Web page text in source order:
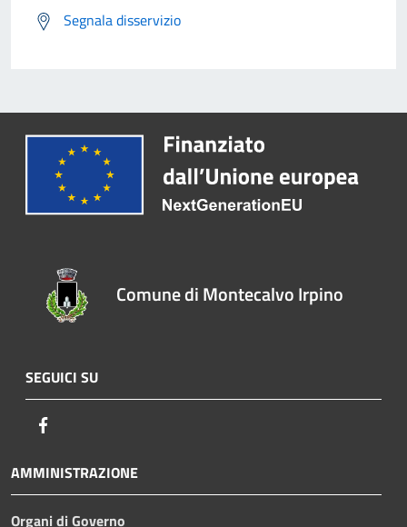
Segnala disservizio
Comune di Montecalvo Irpino
SEGUICI SU
AMMINISTRAZIONE
Organi di Governo